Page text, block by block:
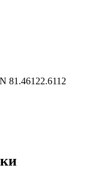
81.46122.6112